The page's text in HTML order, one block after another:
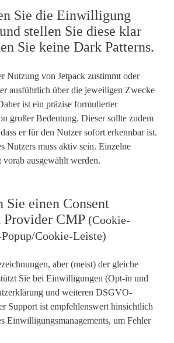
Sie die Einwilligung
stellen Sie diese klar
Sie keine Dark Patterns.
Nutzung von Jetpack zustimmt oder
ausführlich über die jeweiligen Zwecke
ist ein präzise formulierter
großer Bedeutung. Dieser sollte zudem
er für den Nutzer sofort erkennbar ist.
Nutzers muss aktiv sein. Einzelne
vorab ausgewählt werden.
Sie einen Consent
Provider CMP (Cookie-
Cookie-Leiste)
aber (meist) der gleiche
Sie bei Einwilligungen (Opt-in und
und weiteren DSGVO-
Support ist empfehlenswert hinsichtlich
Einwilligungsmanagements, um Fehler